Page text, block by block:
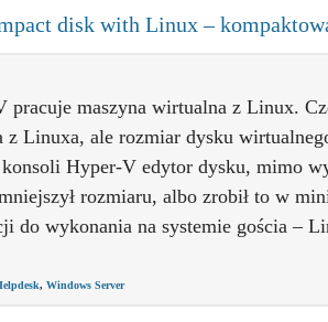
disk with Linux –
pracuje maszyna wirtualna z Linux.
z Linuxa, ale rozmiar dysku
Hyper-V edytor dysku, mimo
rozmiaru, albo zrobił to w
do wykonania na systemie gościa –
, Windows Server